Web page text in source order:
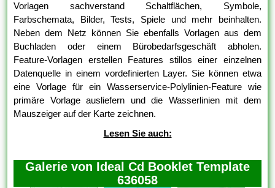
Vorlagen sachverstand Schaltflächen, Symbole,
Farbschemata, Bilder, Tests, Spiele und mehr beinhalten.
Neben dem Netz können Sie ebenfalls Vorlagen aus dem
Buchladen oder einem Bürobedarfsgeschäft abholen.
Feature-Vorlagen erstellen Features stillos einer einzelnen
Datenquelle in einem vordefinierten Layer. Sie können etwa
eine Vorlage für ein Wasserservice-Polylinien-Feature wie
primäre Vorlage ausliefern und die Wasserlinien mit dem
Mauszeiger auf der Karte zeichnen.
Lesen Sie auch:
Galerie von Ideal Cd Booklet Template
636058